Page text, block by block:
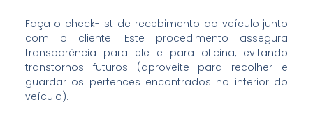
Faça o check-list de recebimento do veículo junto
com o cliente. Este procedimento assegura
transparência para ele e para oficina, evitando
transtornos futuros (aproveite para recolher e
guardar os pertences encontrados no interior do
veículo).